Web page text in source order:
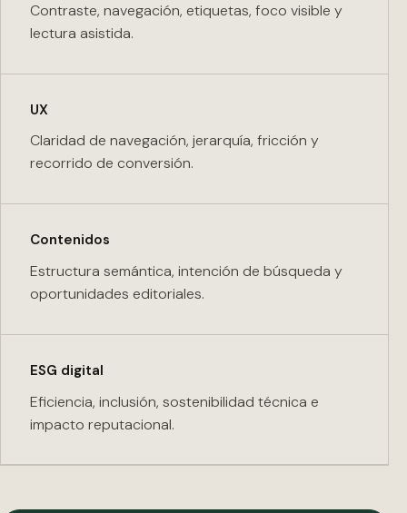
Contraste, navegación, etiquetas, foco visible y
lectura asistida.
UX
Claridad de navegación, jerarquía, fricción y
recorrido de conversión.
Contenidos
Estructura semántica, intención de búsqueda y
oportunidades editoriales.
ESG digital
Eficiencia, inclusión, sostenibilidad técnica e
impacto reputacional.